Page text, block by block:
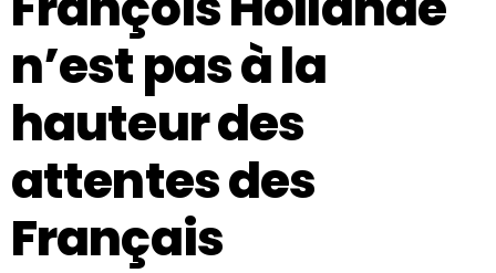
n’est pas à la
hauteur des
attentes des
Français